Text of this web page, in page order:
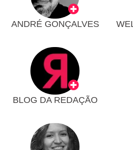
ANDRÉ GONÇALVES
BLOG DA REDAÇÃO